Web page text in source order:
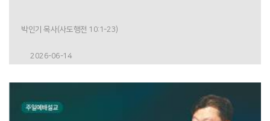
박인기 목사(사도행전 10:1-23)
2026-06-14